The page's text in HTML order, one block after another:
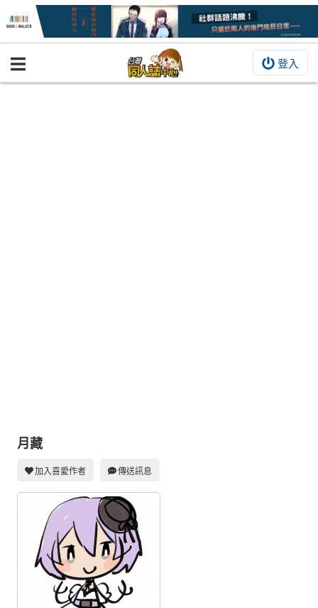
登入
BOOKY書集倉庫
攤位轉讓區
會員功能選單
會員中心
註冊會員
登入
月藏
加入喜愛作者 傳送訊息